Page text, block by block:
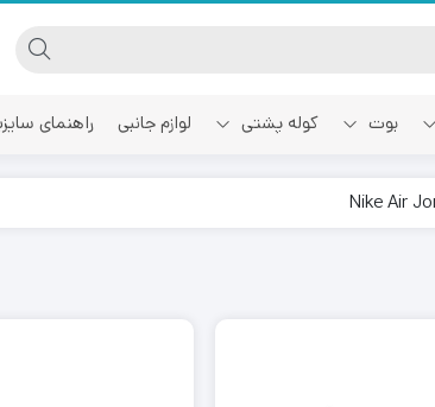
بوت کوله پشتی لوازم جانبی راهنمای